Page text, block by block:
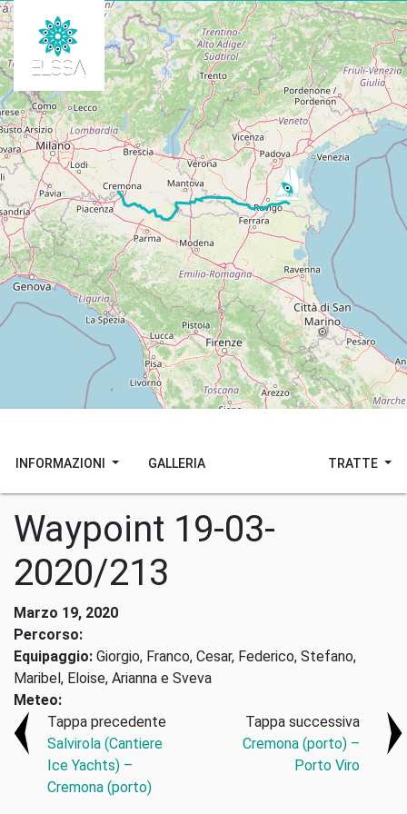
INFORMAZIONI GALLERIA TRATTE
Waypoint 19-03-
2020/213
Marzo 19, 2020
Percorso:
Equipaggio: Giorgio, Franco, Cesar, Federico, Stefano,
Maribel, Eloise, Arianna e Sveva
Meteo:
Tappa precedente
Salvirola (Cantiere
Ice Yachts) –
Cremona (porto)
Tappa successiva
Cremona (porto) –
Porto Viro